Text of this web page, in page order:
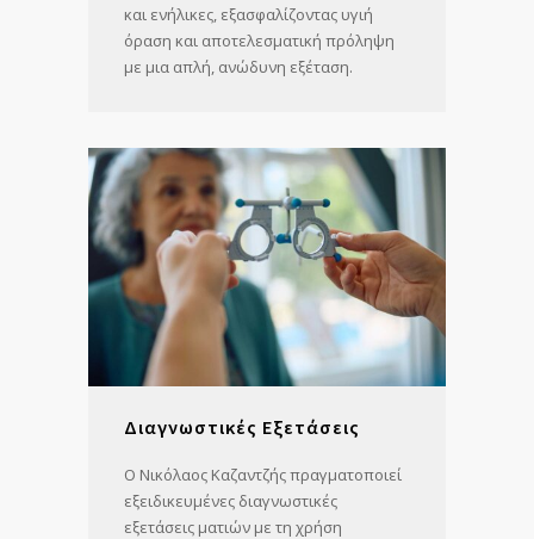
και ενήλικες, εξασφαλίζοντας υγιή
όραση και αποτελεσματική πρόληψη
με μια απλή, ανώδυνη εξέταση.
Διαγνωστικές Εξετάσεις
Ο Νικόλαος Καζαντζής πραγματοποιεί
εξειδικευμένες διαγνωστικές
εξετάσεις ματιών με τη χρήση